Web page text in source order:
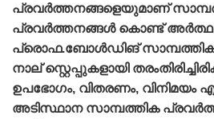
പ്രവര്‍ത്തനങ്ങളെയുമാണ്‌
പ്രവര്‍ത്തനങ്ങള്‍ കൊണ്ട്‌
പ്രൊഫ.ബോള്‍ഡിങ്‌ സാമ്പത്തിക
നാല് സ്റ്റെപ്പുകളായി
ഉപഭോഗം, വിതരണം,
അടിസ്ഥാന സാമ്പത്തിക